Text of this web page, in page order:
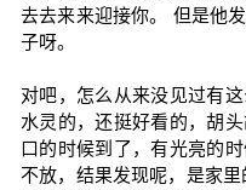
去去来来迎接你。 但是他
子呀。
对吧，怎么从来没见过有
水灵的，还挺好看的，胡
口的时候到了，有光亮的
不放，结果发现呢，是家